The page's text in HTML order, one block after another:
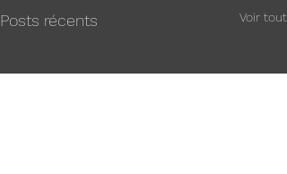
Posts récents Voir tout